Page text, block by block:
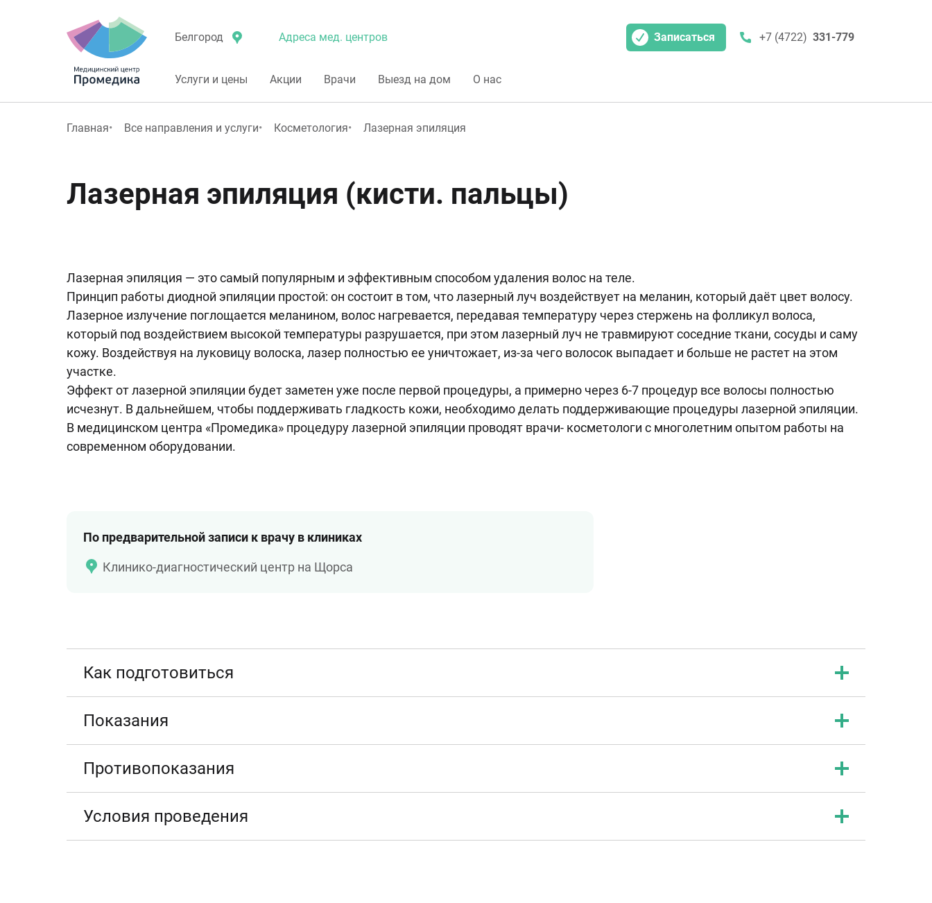
Белгород Адреса мед. центров Записаться +7 (4722) 331-779
Услуги и цены Акции Врачи Выезд на дом О нас
Главная Все направления и услуги Косметология Лазерная эпиляция
Лазерная эпиляция (кисти. пальцы)
Лазерная эпиляция — это самый популярным и эффективным способом удаления волос на теле.
Принцип работы диодной эпиляции простой: он состоит в том, что лазерный луч воздействует на меланин, который даёт цвет волосу.
Лазерное излучение поглощается меланином, волос нагревается, передавая температуру через стержень на фолликул волоса,
который под воздействием высокой температуры разрушается, при этом лазерный луч не травмируют соседние ткани, сосуды и саму
кожу. Воздействуя на луковицу волоска, лазер полностью ее уничтожает, из-за чего волосок выпадает и больше не растет на этом
участке.
Эффект от лазерной эпиляции будет заметен уже после первой процедуры, а примерно через 6-7 процедур все волосы полностью
исчезнут. В дальнейшем, чтобы поддерживать гладкость кожи, необходимо делать поддерживающие процедуры лазерной эпиляции.
В медицинском центра «Промедика» процедуру лазерной эпиляции проводят врачи- косметологи с многолетним опытом работы на
современном оборудовании.
По предварительной записи к врачу в клиниках
Клинико-диагностический центр на Щорса
Как подготовиться
Показания
Противопоказания
Условия проведения